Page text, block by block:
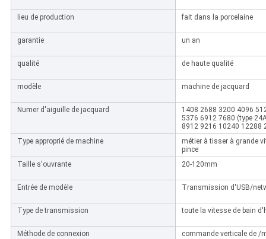
lieu de production fait dans la porcelaine
garantie un an
qualité de haute qualité
modèle machine de jacquard
Numer d'aiguille de jacquard
1408 2688 3200 4096
5376 6912 7680 (type
8912 9216 10240 12288
Type approprié de machine
métier à tisser à grande
pince
Taille s'ouvrante
20-120mm
Entrée de modèle Transmission d'USB/
Type de transmission toute la vitesse de bain
Méthode de connexion commande verticale de /